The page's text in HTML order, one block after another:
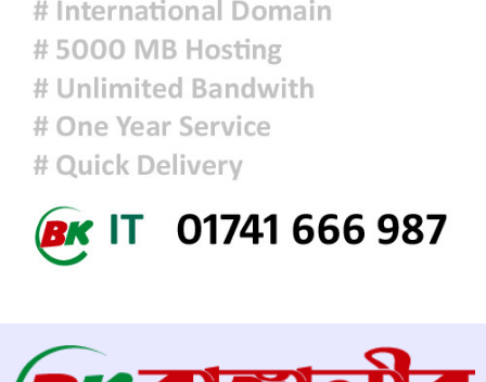
ফ্যাসিবাদবিরোধী আন্দোলনে হত্যাকাণ্ডের
বিচার হবে স্বচ্ছ, নিরপেক্ষ ও বিশ্বাসযোগ্য
: প্রধানমন্ত্রী